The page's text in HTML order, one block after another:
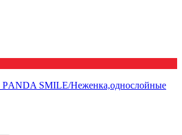
SMILE/Неженка,однослойные